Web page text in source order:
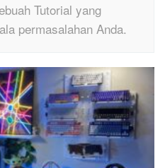
Tutorial yang
permasalahan Anda.